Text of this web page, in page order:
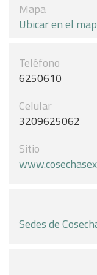
Mapa
Ubicar en el
Teléfono
6250610
Celular
3209625062
Sitio
Sedes de